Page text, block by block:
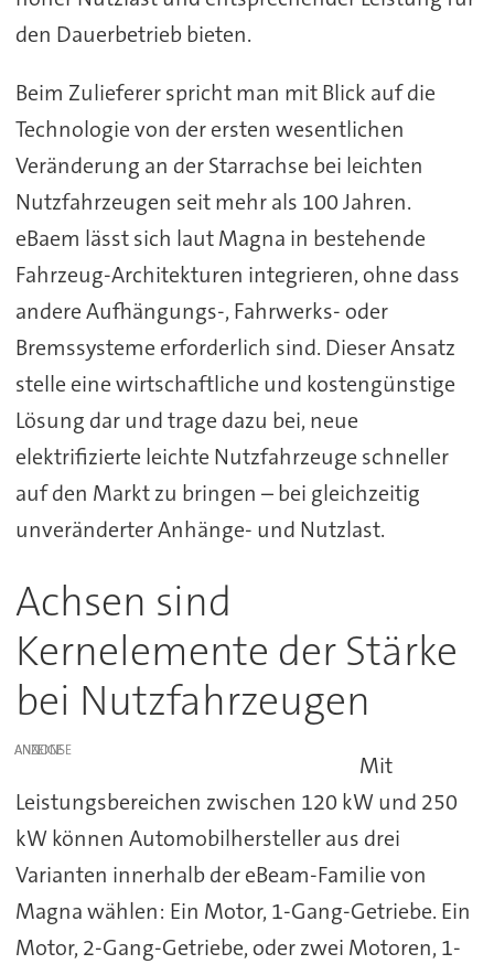
den Dauerbetrieb bieten.
Beim Zulieferer spricht man mit Blick auf die
Technologie von der ersten wesentlichen
Veränderung an der Starrachse bei leichten
Nutzfahrzeugen seit mehr als 100 Jahren.
eBaem lässt sich laut Magna in bestehende
Fahrzeug-Architekturen integrieren, ohne dass
andere Aufhängungs-, Fahrwerks- oder
Bremssysteme erforderlich sind. Dieser Ansatz
stelle eine wirtschaftliche und kostengünstige
Lösung dar und trage dazu bei, neue
elektrifizierte leichte Nutzfahrzeuge schneller
auf den Markt zu bringen – bei gleichzeitig
unveränderter Anhänge- und Nutzlast.
Achsen sind
Kernelemente der Stärke
bei Nutzfahrzeugen
ANZEIGE
Mit
Leistungsbereichen zwischen 120 kW und 250
kW können Automobilhersteller aus drei
Varianten innerhalb der eBeam-Familie von
Magna wählen: Ein Motor, 1-Gang-Getriebe. Ein
Motor, 2-Gang-Getriebe, oder zwei Motoren, 1-